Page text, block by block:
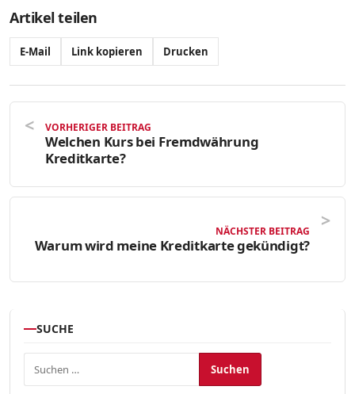
Artikel teilen
E-Mail Link kopieren Drucken
VORHERIGER BEITRAG
Welchen Kurs bei Fremdwährung
Kreditkarte?
NÄCHSTER BEITRAG
Warum wird meine Kreditkarte gekündigt?
SUCHE
Suchen nach: